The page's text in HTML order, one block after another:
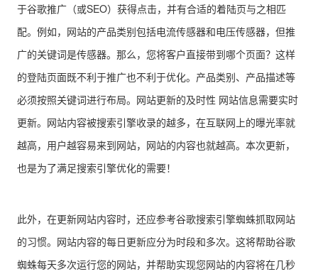
于谷歌推广（或SEO）获得点击，并有合适的着陆页与之相匹
配。例如，网站的产品类别包括电流传感器和电压传感器，但推
广的关键词是传感器。那么，您将客户直接带到哪个页面？这样
的登陆页面既不利于推广也不利于优化。产品类别、产品描述等
必须按照关键词进行布局。网站更新的及时性 网站信息需要实时
更新。网站内容被搜索引擎收录的越多，在互联网上的曝光率就
越高，用户越容易来到网站，网站的内容也就越高。本次更新，
也是为了满足搜索引擎优化的需要！
此外，在更新网站内容时，还应参考谷歌搜索引擎蜘蛛抓取网站
的习惯。网站内容的每日更新应分为时段和多次。这将帮助谷歌
蜘蛛每天多次运行您的网站，并帮助实现您网站的内容将在几秒